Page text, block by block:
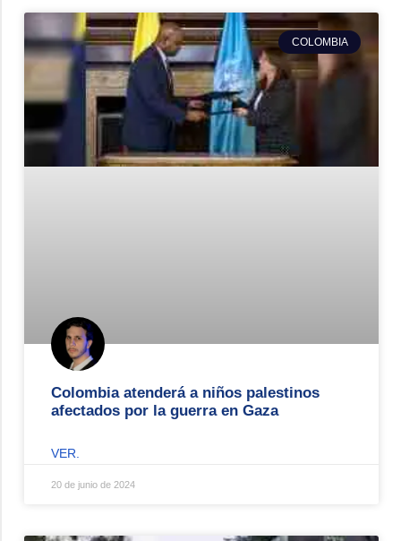
COLOMBIA
Colombia atenderá a niños palestinos
afectados por la guerra en Gaza
VER.
20 de junio de 2024